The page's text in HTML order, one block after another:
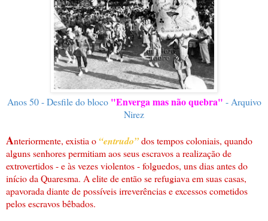
Anos 50 - Desfile do bloco "Enverga mas não quebra" - Arquivo
Nirez
Anteriormente, existia o “entrudo”dos tempos coloniais, quando
alguns senhores permitiam aos seus escravos a realização de
extrovertidos - e às vezes violentos - folguedos, uns dias antes do
início da Quaresma. A elite de então se refugiava em suas casas,
apavorada diante de possíveis irreverências e excessos cometidos
pelos escravos bêbados.